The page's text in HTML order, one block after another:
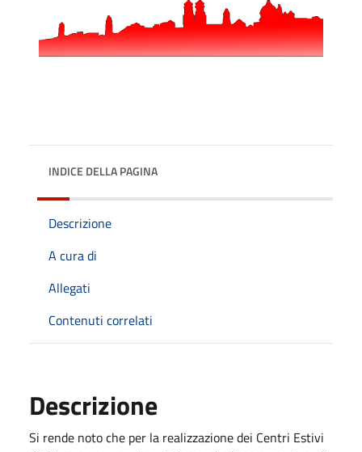
INDICE DELLA PAGINA
Descrizione
A cura di
Allegati
Contenuti correlati
Descrizione
Si rende noto che per la realizzazione dei Centri Estivi